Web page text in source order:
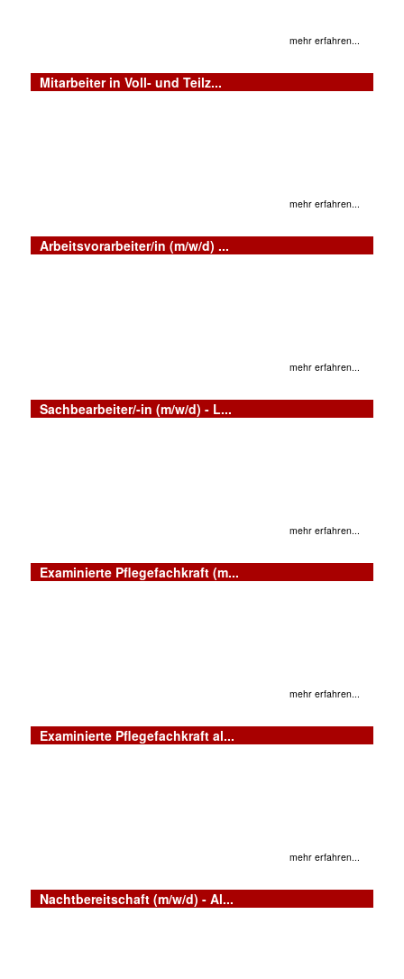
mehr erfahren...
Mitarbeiter in Voll- und Teilz...
mehr erfahren...
Arbeitsvorarbeiter/in (m/w/d) ...
mehr erfahren...
Sachbearbeiter/-in (m/w/d) - L...
mehr erfahren...
Examinierte Pflegefachkraft (m...
mehr erfahren...
Examinierte Pflegefachkraft al...
mehr erfahren...
Nachtbereitschaft (m/w/d) - Al...